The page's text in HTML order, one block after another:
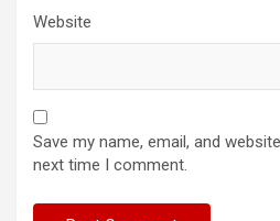
Website
Save my name, email, and
next time I comment.